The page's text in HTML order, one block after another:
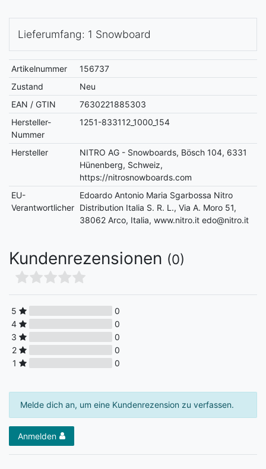
Lieferumfang: 1 Snowboard
Artikelnummer
156737
Zustand
Neu
EAN / GTIN
7630221885303
Hersteller-
Nummer
1251-833112_1000_154
Hersteller
NITRO AG - Snowboards, Bösch 104, 6331
Hünenberg, Schweiz,
https://nitrosnowboards.com
EU-
Verantwortlicher
Edoardo Antonio Maria Sgarbossa Nitro
Distribution Italia S. R. L., Via A. Moro 51,
38062 Arco, Italia, www.nitro.it edo@nitro.it
Kundenrezensionen (0)
5
0
4
0
3
0
2
0
1
0
Melde dich an, um eine Kundenrezension zu verfassen.
Anmelden